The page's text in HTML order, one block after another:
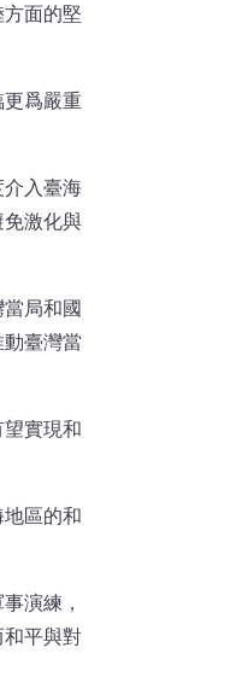
面的堅
爲嚴重
入臺海
激化與
局和國
臺灣當
實現和
區的和
演練，
平與對